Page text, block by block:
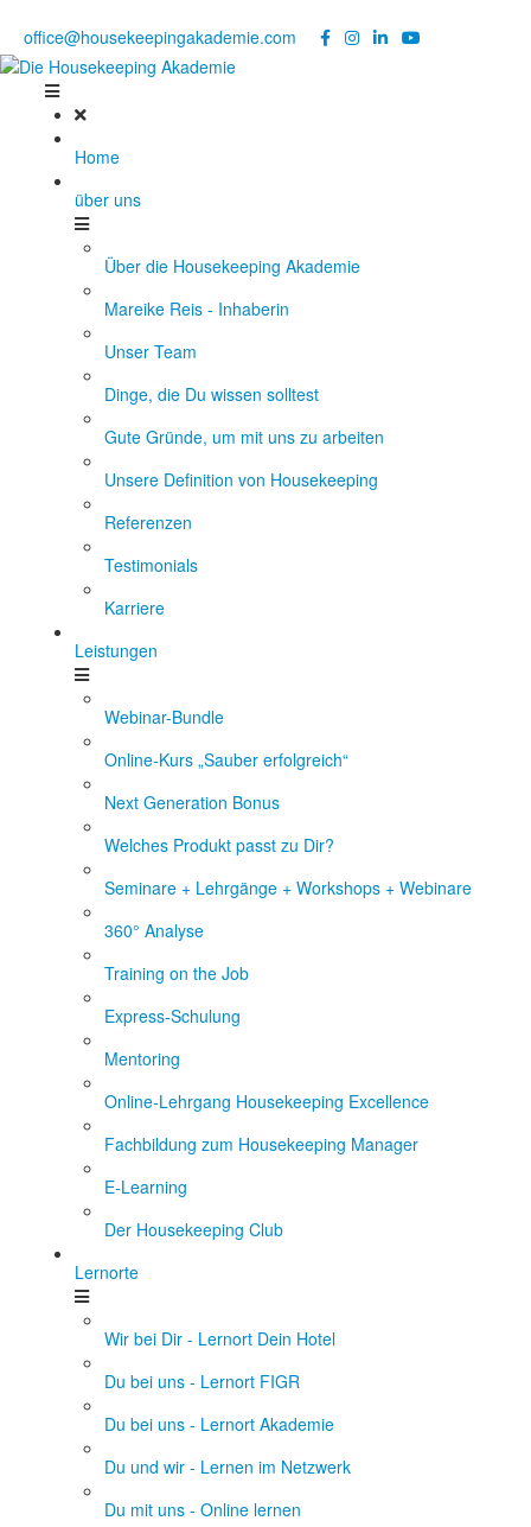
office@housekeepingakademie.com
Home
über uns
Über die Housekeeping Akademie
Mareike Reis - Inhaberin
Unser Team
Dinge, die Du wissen solltest
Gute Gründe, um mit uns zu arbeiten
Unsere Definition von Housekeeping
Referenzen
Testimonials
Karriere
Leistungen
Webinar-Bundle
Online-Kurs „Sauber erfolgreich“
Next Generation Bonus
Welches Produkt passt zu Dir?
Seminare + Lehrgänge + Workshops + Webinare
360° Analyse
Training on the Job
Express-Schulung
Mentoring
Online-Lehrgang Housekeeping Excellence
Fachbildung zum Housekeeping Manager
E-Learning
Der Housekeeping Club
Lernorte
Wir bei Dir - Lernort Dein Hotel
Du bei uns - Lernort FIGR
Du bei uns - Lernort Akademie
Du und wir - Lernen im Netzwerk
Du mit uns - Online lernen